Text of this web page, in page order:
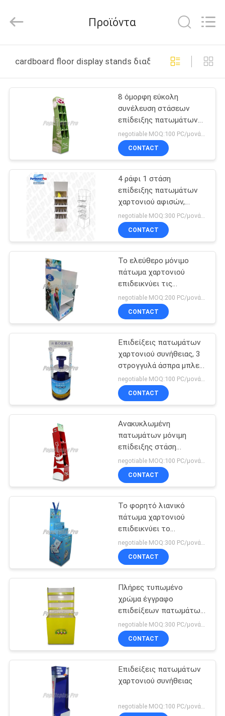
ΠΡΟΪΌΝΤΑ
ΕΜΦΆΝΙΣΗ
ΠΕΡΊΠΟΥ
ΕΜΕΊΣ
ΕΡΓΟΣΤΑΣΊΩΝ
ΠΟΙΟΤΙΚΌΣ
ΈΛΕΓΧΟΣ
ΕΛΆΤΕ
ΕΠΑΦΉ
ΖΗΤΉΣΤΕ
ΑΠΌΣΠΑΣΜΑ
SITEMAP
PRIVACY
POLICY
Company
Reserved.
Προϊόντα
cardboard floor display stands διαδικτυακή
8 όμορφη εύκολη
συνέλευση στάσεων
επίδειξης πατωμάτων
χαρτονιού τσεπών
ανακυκλώσιμη
negotiable MOQ:100 PC/μονάδα
CONTACT
4 ράφι 1 στάση
επίδειξης πατωμάτων
χαρτονιού αφισών,
ράφια επίδειξης
πατωμάτων με τους
διαιρέτες
CONTACT
Το ελεύθερο μόνιμο
πάτωμα χαρτονιού
επιδεικνύει τις
επιδείξεις
καταστημάτων
χαρτονιού
επιτροπής 2
στρωμάτων
CONTACT
Επιδείξεις πατωμάτων
χαρτονιού συνήθειας, 3
στρογγυλά άσπρα μπλε
ράφια επίδειξης
χαρτονιού
negotiable MOQ:100 PC/μονάδα
CONTACT
Ανακυκλωμένη
πατωμάτων μόνιμη
επίδειξης στάση
επίδειξης βιβλίων
χαρτονιού μονάδων
κόκκινη μοντέρνη
negotiable MOQ:100 PC/μονάδα
CONTACT
Το φορητό λιανικό
πάτωμα χαρτονιού
επιδεικνύει το
σκαλοπάτι 3 - ράφι για
τις μάνδρες
εκμετάλλευσης
CONTACT
Πλήρες τυπωμένο
χρώμα έγγραφο
επιδείξεων πατωμάτων
χαρτονιού με 1
τετραγωνική βάση
CONTACT
Επιδείξεις πατωμάτων
χαρτονιού συνήθειας